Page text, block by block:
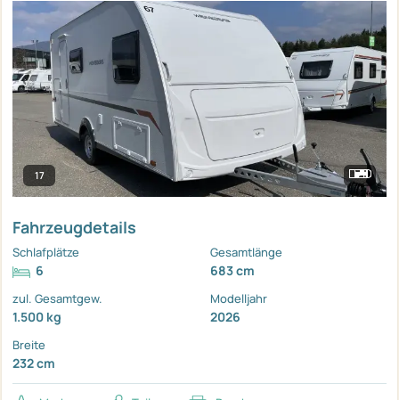
17
Fahrzeugdetails
Schlafplätze
6
Gesamtlänge
683 cm
zul. Gesamtgew.
1.500 kg
Modelljahr
2026
Breite
232 cm